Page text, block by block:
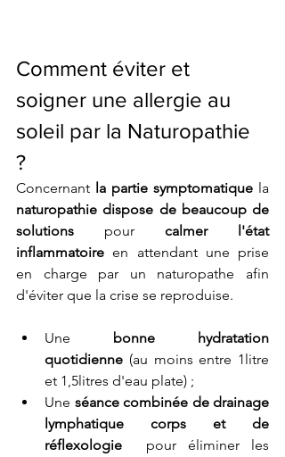
Comment éviter et
soigner une allergie au
soleil par la Naturopathie
?
Concernant la partie symptomatique
naturopathie dispose de beaucoup de
solutions pour calmer l'état
inflammatoire en attendant une prise
en charge par un naturopathe afin
d'éviter que la crise se reproduise.
Une
bonne hydratation
quotidienne (au moins entre 1litre
et 1,5litres d'eau plate) ;
Une séance combinée de drainage
lymphatique corps et de
réflexologie
pour éliminer les